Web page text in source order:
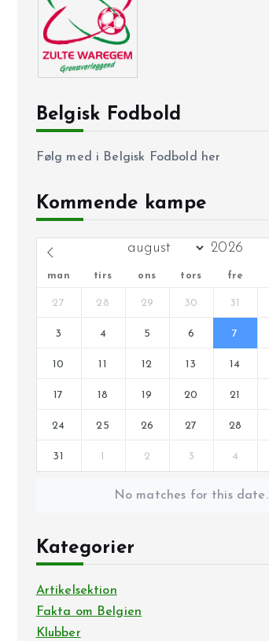
Belgisk Fodbold
Følg med i Belgisk Fodbold her
Kommende kampe
man tirs ons tors fre
27 28 29 30 31
3 4 5 6 7
10 11 12 13 14
17 18 19 20 21
24 25 26 27 28
31 1 2 3 4
No matches for this date.
Kategorier
Artikelsektion
Fakta om Belgien
Klubber